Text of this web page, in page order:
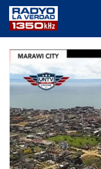
PUBLIC SERVICE
ABOUT
CONTACT US